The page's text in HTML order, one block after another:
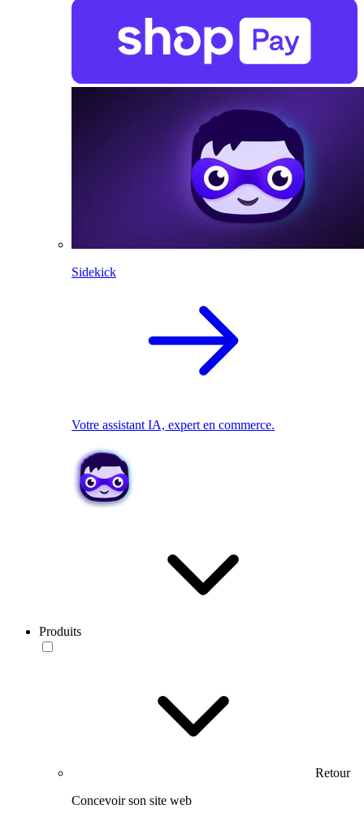
Sidekick
Votre assistant IA, expert en commerce.
Produits
Retour
Concevoir son site web